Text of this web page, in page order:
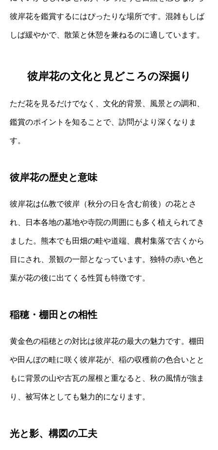
彼岸花を鑑賞するにはぴったりな場所です。混雑もしば
しば緩やかで、散策と休憩を兼ねるのに適しています。
彼岸花の文化と見どころの深掘り
ただ花を見るだけでなく、文化的背景、風景との調和、
鑑賞のポイントを知ることで、訪問がより深くなりま
す。
彼岸花の歴史と意味
彼岸花は仏教で彼岸（秋分の日を含む前後）の花とさ
れ、日本各地の墓地や寺院の周囲にも多く植えられてき
ました。熊本でも田畑の畦や道端、農村集落で古くから
目にされ、景観の一部となっています。独特の赤い色と
葉が花の後に出てくる性質も特徴です。
稲穂・棚田との相性
黄金色の稲穂との対比は彼岸花の最大の魅力です。棚田
や田んぼの畦に咲く彼岸花が、稲の収穫前の色合いとと
もに背景の山や古瓦の屋根と重なると、秋の風情が強ま
り、被写体としても魅力的になります。
光と影、構図の工夫